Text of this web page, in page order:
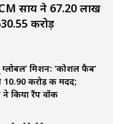
CM साय ने 67.20 लाख
करोड़
मिशन: ‘कोशल फैब’
10.90 करोड़ की मदद;
किया रैंप वॉक